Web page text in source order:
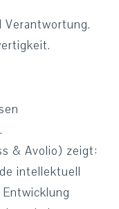
Verantwortung.
& Avolio) zeigt:
intellektuell